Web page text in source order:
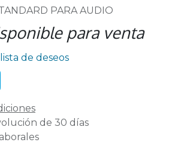
PARA AUDIO
para venta
de deseos
de 30 días